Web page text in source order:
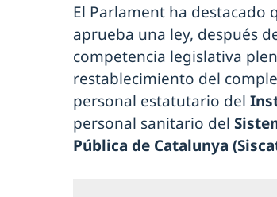
El Parlament ha destacado
aprueba una ley, después
competencia legislativa
restablecimiento del
personal estatutario del
personal sanitario del
Pública de Catalunya